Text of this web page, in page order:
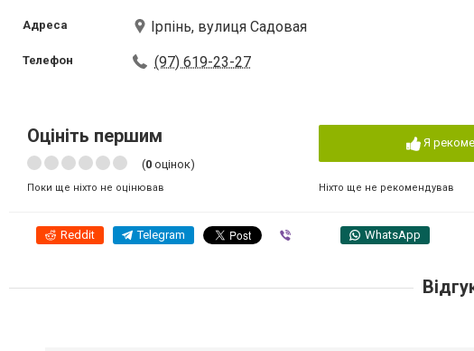
Адреса Ірпінь, вулиця Садовая
Телефон (97) 619-23-27
Оцініть першим
(0 оцінок)
Поки ще ніхто не оцінював
Я
Ніхто ще не рекомендував
Reddit Telegram WhatsApp